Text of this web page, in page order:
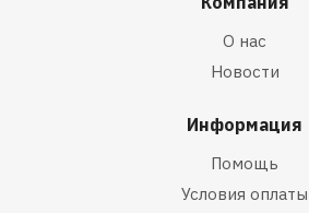
О нас
Новости
Информация
Помощь
Условия оплаты